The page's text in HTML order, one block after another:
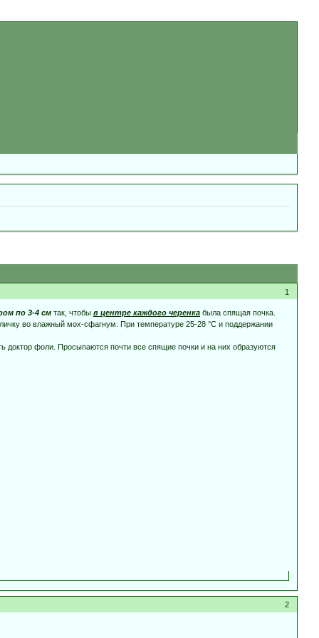
1
по 3-4 смтак, чтобыв центре каждого черенка была спящая почка.
во влажный мох-сфагнум. При температуре 25-28 °C и поддержании
доктор фоли. Просыпаются почти все спящие почки и на них образуются
2